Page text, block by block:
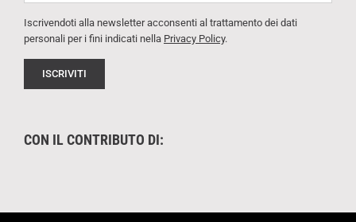
Iscrivendoti alla newsletter acconsenti al trattamento dei dati
personali per i fini indicati nella Privacy Policy.
CON IL CONTRIBUTO DI: